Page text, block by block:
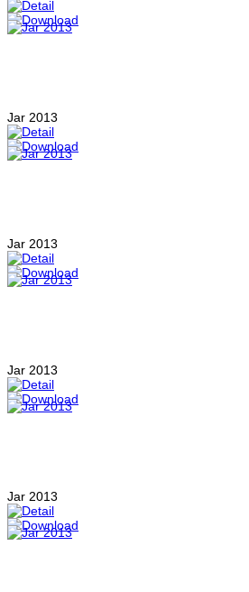
Jar 2013
Jar 2013
Jar 2013
Jar 2013